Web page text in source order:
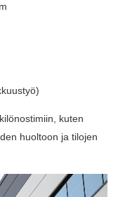
kuten
huoltoon ja tilojen